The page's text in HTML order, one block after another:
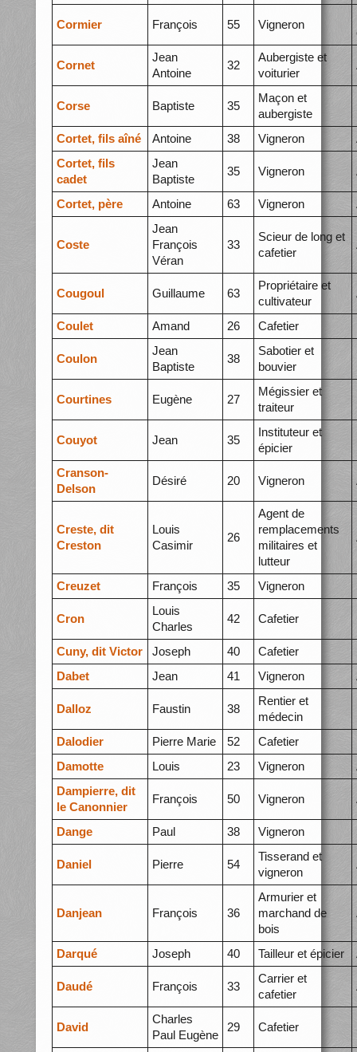
Cormier François 55 Vigneron
Cornet
Jean
Antoine
32
Aubergiste et
voiturier
Corse Baptiste 35
Maçon et
aubergiste
Cortet, fils aîné Antoine 38 Vigneron
Cortet, fils
cadet
Jean
Baptiste
35 Vigneron
Cortet, père Antoine 63 Vigneron
Coste
Jean
François
Véran
33
Scieur de long et
cafetier
Cougoul Guillaume 63
Propriétaire et
cultivateur
Coulet Amand 26 Cafetier
Coulon
Jean
Baptiste
38
Sabotier et
bouvier
Courtines Eugène 27
Mégissier et
traiteur
Couyot Jean 35
Instituteur et
épicier
Cranson-
Delson
Désiré 20 Vigneron
Creste, dit
Creston
Louis
Casimir
26
Agent de
remplacements
militaires et
lutteur
Creuzet François 35 Vigneron
Cron
Louis
Charles
42 Cafetier
Cuny, dit Victor Joseph 40 Cafetier
Dabet
Jean 41 Vigneron
Dalloz Faustin 38
Rentier et
médecin
Dalodier Pierre Marie 52 Cafetier
Damotte
Louis 23 Vigneron
Dampierre, dit
le Canonnier
François 50 Vigneron
Dange Paul 38 Vigneron
Daniel Pierre 54
Tisserand et
vigneron
Danjean François 36
Armurier et
marchand de
bois
Darqué Joseph 40 Tailleur et épicier
Daudé François 33
Carrier et
cafetier
David
Charles
Paul Eugène
29 Cafetier